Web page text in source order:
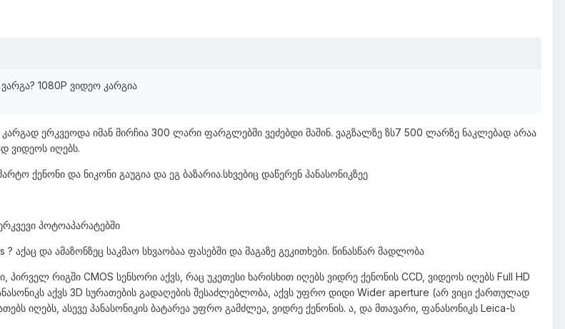
1080P ვიდეო კარგია
კარგად ერკვეოდა იმან მირჩია 300 ლარი ფარგლებში ვეძებდი მაშინ. ვაგზალზე ზს7 500 ლარზე ნაკლებად არაა
ვიდეოს იღებს.
ქენონი და ნიკონი გაუგია და ეგ ბაზარია.სხვებიც დაწერენ პანასონიკზეე
პოტოაპარატებში
აქაც და ამაზონზეც საკმაო სხვაობაა ფასებში და მაგაზე გეკითხები. წინასწარ მადლობა
პირველ რიგში CMOS სენსორი აქვს, რაც უკეთესი ხარისხით იღებს ვიდრე ქენონის CCD, ვიდეოს იღებს Full HD
აქვს 3D სურათების გადაღების შესაძლებლობა, აქვს უფრო დიდი Wider aperture (არ ვიცი ქართულად
იღებს, ასევე პანასონიკის ბატარეა უფრო გამძლეა, ვიდრე ქენონის. ა, და მთავარი, ფანასონიკს Leica-ს